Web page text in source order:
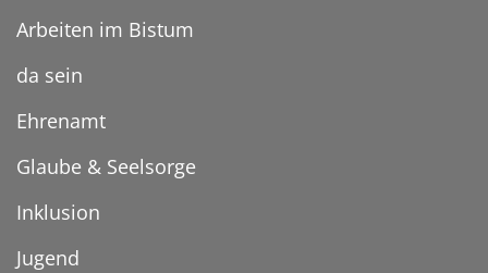
Arbeiten im Bistum
da sein
Ehrenamt
Glaube & Seelsorge
Inklusion
Jugend